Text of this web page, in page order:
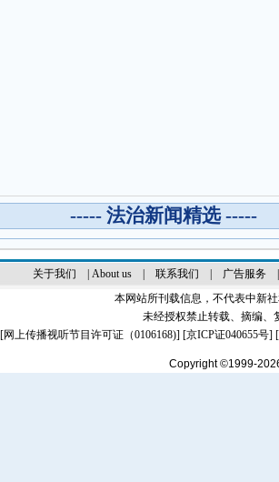
----- 法治新闻精选 -----
关于我们 About us| 联系我们 广告服务
本网站所刊载信息，不代表中新
未经授权禁止转载、摘编、
[网上传播视听节目许可证（0106168)] [京ICP证040655号]
Copyright ©1999-